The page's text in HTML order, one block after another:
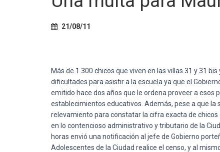
21/08/11
Más de 1.300 chicos que viven en las villas 31 y 31 bis
dificultades para asistira la escuela ya que el
emitido hace dos años que le ordena proveera esos
establecimientos educativos Además, pese a que la
relevamiento para constatar la cifra exacta de chicos
en lo contencioso administrativo ytributario de la
horas envió una notificación al jefe de Gobierno
Adolescentes de la Ciudad realice el censo, y al